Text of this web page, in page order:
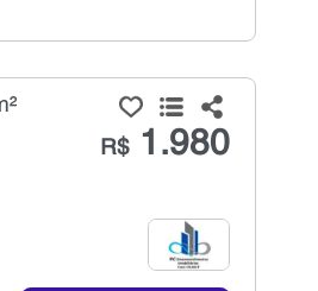
R$1.980